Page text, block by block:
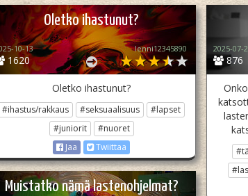
Oletko ihastunut?
1620
10-13 lenni12345890
Oletko ihastunut?
#ihastus/rakkaus #seksuaalisuus
#lapset
#juniorit
#nuoret
Jaa
Twiittaa
876
2025-07-
Muistatko nämä lastenohjelmat?